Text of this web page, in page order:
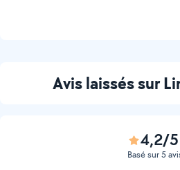
Avis laissés sur
4,2/5
Basé sur 5